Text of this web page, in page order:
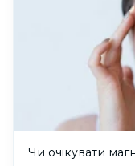
Чи очікувати